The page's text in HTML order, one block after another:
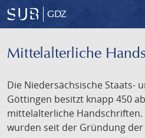
GDZ
Mittelalterliche
Die Niedersächsische Staats-
Göttingen besitzt knapp 450
mittelalterliche
wurden seit der Gründung der